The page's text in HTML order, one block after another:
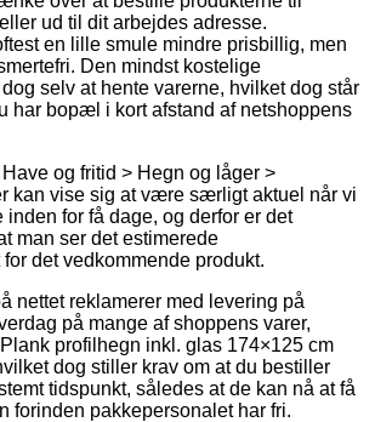
ud til dit arbejdes adresse.
en lille smule mindre prisbillig, men
Den mindst kostelige
selv at hente varerne, hvilket dog står
har bopæl i kort afstand af netshoppens
og fritid > Hegn og låger >
kan vise sig at være særligt aktuel når vi
inden for få dage, og derfor er det
man ser det estimerede
det vedkommende produkt.
nettet reklamerer med levering på
på mange af shoppens varer,
profilhegn inkl. glas 174×125 cm
dog stiller krav om at du bestiller
tidspunkt, således at de kan nå at få
forinden pakkepersonalet har fri.